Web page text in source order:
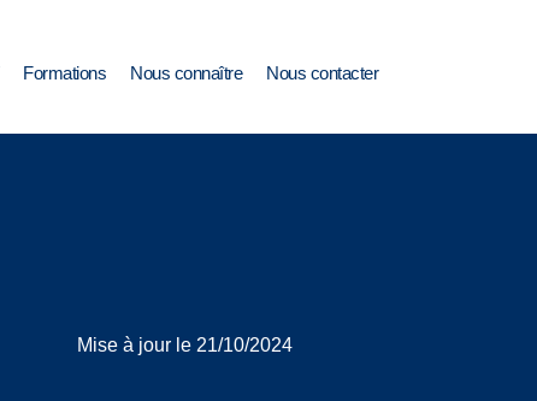
Formations Nous connaître Nous contacter
Mise à jour le 21/10/2024